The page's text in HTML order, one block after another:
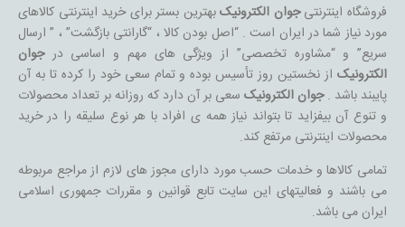
فروشگاه اینترنتیجوان الکترونیکبهترین بستر برای خرید اینترنتی کالاهای
مورد نیاز شما در ایران است . “اصل بودن کالا ، “گارانتی بازگشت” ، ” ارسال
سریع” و “مشاوره تخصصی” از ویژگی های مهم و اساسی درجوان
الکترونیکاز نخستین روز تأسیس بوده و تمام سعی خود را کرده تا به آن
پایبند باشد .جوان الکترونیکسعی بر آن دارد که روزانه بر تعداد محصولات
و تنوع آن بیفزاید تا بتواند نیاز همه ی افراد با هر نوع سلیقه را در خرید
محصولات اینترنتی مرتفع کند.
تمامی کالاها و خدمات حسب مورد دارای مجوز های لازم از مراجع مربوطه
می باشند و فعالیتهای این سایت تابع قوانین و مقررات جمهوری اسلامی
ایران می باشد.